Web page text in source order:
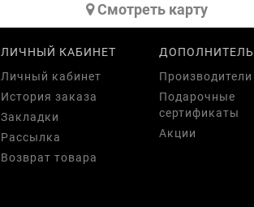
Cмотреть карту
ЛИЧНЫЙ КАБИНЕТ
Личный кабинет
История заказа
Закладки
Рассылка
Возврат товара
Производители
Подарочные
сертификаты
Акции